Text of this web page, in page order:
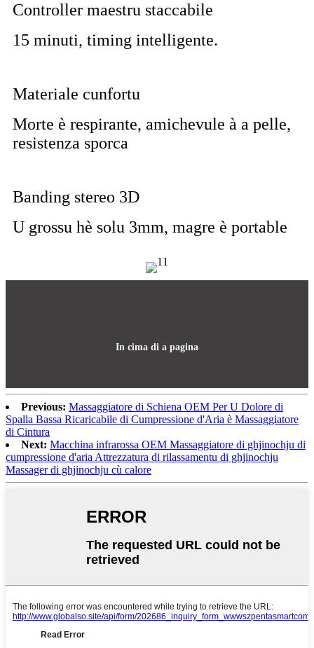
Controller maestru staccabile
15 minuti, timing intelligente.
Materiale cunfortu
Morte è respirante, amichevule à a pelle,
resistenza sporca
Banding stereo 3D
U grossu hè solu 3mm, magre è portable
In cima di a pagina
Previous: Massaggiatore di Schiena OEM Per U Dolore di
Spalla Bassa Ricaricabile di Cumpressione d'Aria è Massaggiatore
di Cintura
Next: Macchina infrarossa OEM Massaggiatore di ghjinochju di
cumpressione d'aria Attrezzatura di rilassamentu di ghjinochju
Massager di ghjinochju cù calore